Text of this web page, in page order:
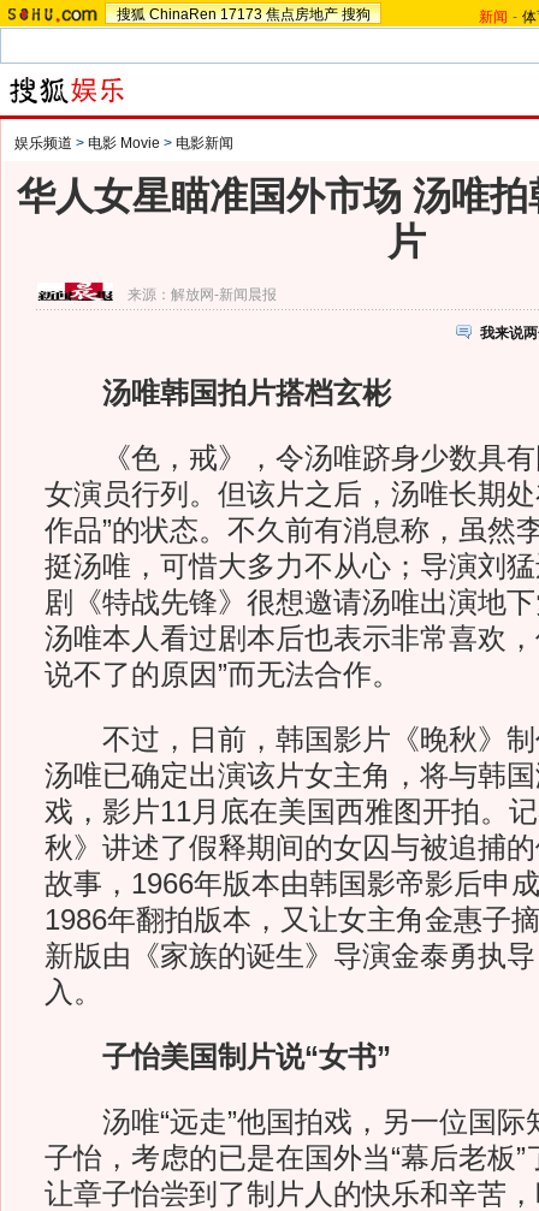
搜狐 ChinaRen 17173 焦点房地产 搜狗 新闻 -
娱乐频道 > 电影 Movie > 电影新闻
华人女星瞄准国外市场 汤唯
片
来源：解放网-新闻晨报
我来说
汤唯韩国拍片搭档玄彬
《色，戒》，令汤唯跻身少数具有
女演员行列。但该片之后，汤唯长期
作品”的状态。不久前有消息称，虽然
挺汤唯，可惜大多力不从心；导演刘
剧《特战先锋》很想邀请汤唯出演地
汤唯本人看过剧本后也表示非常喜欢
说不了的原因”而无法合作。
不过，日前，韩国影片《晚秋》制
汤唯已确定出演该片女主角，将与韩
戏，影片11月底在美国西雅图开拍。
秋》讲述了假释期间的女囚与被追捕
故事，1966年版本由韩国影帝影后申
1986年翻拍版本，又让女主角金惠子
新版由《家族的诞生》导演金泰勇执
入。
子怡美国制片说“女书”
汤唯“远走”他国拍戏，另一位国际
子怡，考虑的已是在国外当“幕后老板
让章子怡尝到了制片人的快乐和辛苦